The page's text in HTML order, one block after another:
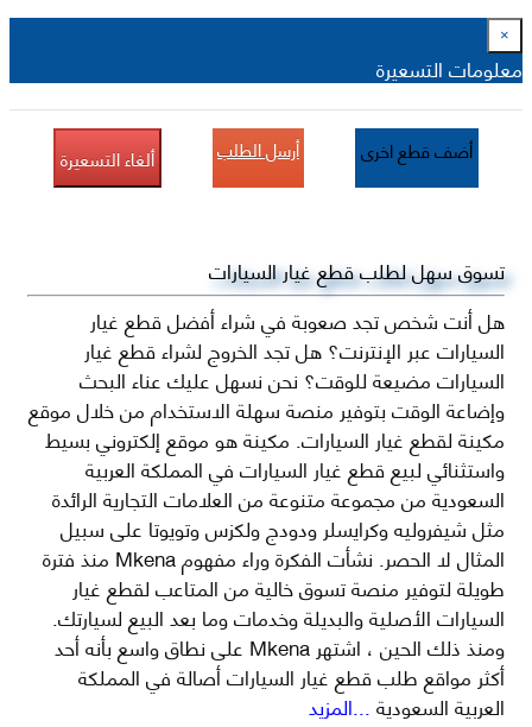
×
معلومات التسعيرة
أضف قطع اخرى أرسل الطلب ألغاء التسعيرة
تسوق سهل لطلب قطع غيار السيارات
هل أنت شخص تجد صعوبة في شراء أفضل قطع غيار
السيارات عبر الإنترنت؟ هل تجد الخروج لشراء قطع غيار
السيارات مضيعة للوقت؟ نحن نسهل عليك عناء البحث
وإضاعة الوقت بتوفير منصة سهلة الاستخدام من خلال موقع
مكينة لقطع غيار السيارات. مكينة هو موقع إلكتروني بسيط
واستثنائي لبيع قطع غيار السيارات في المملكة العربية
السعودية من مجموعة متنوعة من العلامات التجارية الرائدة
مثل شيفروليه وكرايسلر ودودج ولكزس وتويوتا على سبيل
المثال لا الحصر. نشأت الفكرة وراء مفهوم Mkena منذ فترة
طويلة لتوفير منصة تسوق خالية من المتاعب لقطع غيار
السيارات الأصلية والبديلة وخدمات وما بعد البيع لسيارتك.
ومنذ ذلك الحين ، اشتهر Mkena على نطاق واسع بأنه أحد
أكثر مواقع طلب قطع غيار السيارات أصالة في المملكة
العربية السعودية...المزيد